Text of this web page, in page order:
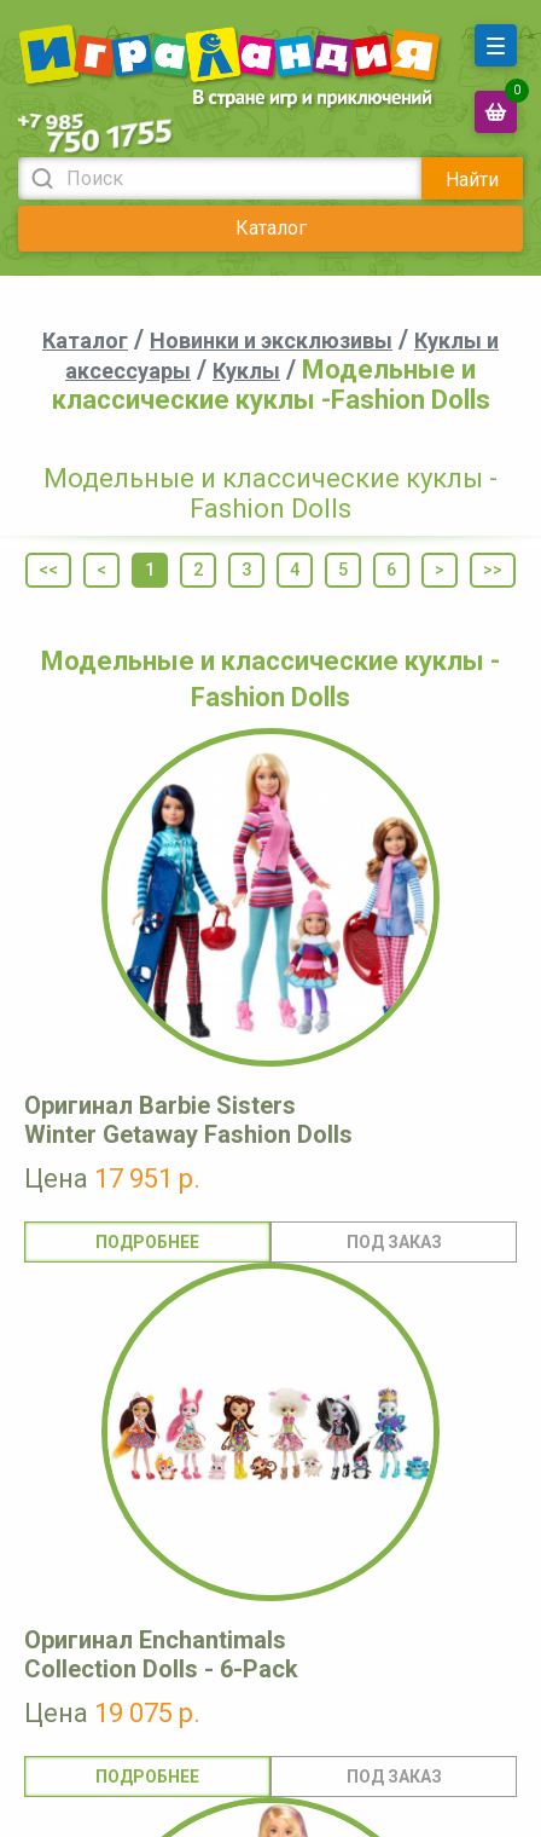
Найти
Каталог
0
Каталог / Новинки и эксклюзивы / Куклы и
аксессуары / Куклы / Модельные и
классические куклы -Fashion Dolls
Модельные и классические куклы -
Fashion Dolls
<< < 1 2 3 4 5 6 > >>
Модельные и классические куклы -
Fashion Dolls
Оригинал Barbie Sisters
Winter Getaway Fashion Dolls
Цена 17 951 р.
ПОДРОБНЕЕ
Оригинал Enchantimals
Collection Dolls - 6-Pack
Цена 19 075 р.
ПОДРОБНЕЕ